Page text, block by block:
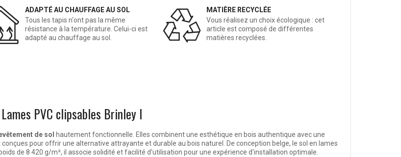
ADAPTÉ AU CHAUFFAGE AU SOL
Tous les tapis n‘ont pas la même
résistance à la température. Celui-ci est
adapté au chauffage au sol.
MATIÈRE RECYCLÉE
Vous réalisez un choix écologique : cet
article est composé de différentes
matières recyclées.
Lames PVC clipsables Brinley I
de sol
hautement fonctionnelle. Elles combinent une esthétique en bois authentique avec une
conçues pour offrir une alternative attrayante et durable au bois naturel. De conception belge, le sol en lames
de 8 420 g/m², il associe solidité et facilité d'utilisation pour une expérience d'installation optimale.